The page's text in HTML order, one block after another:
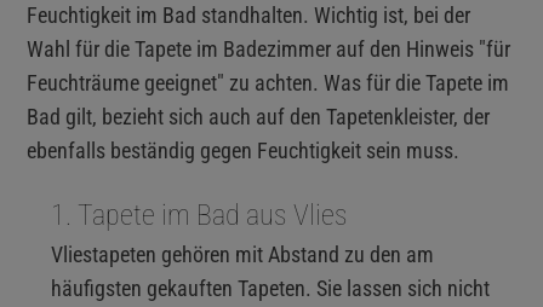
Feuchtigkeit im Bad standhalten. Wichtig ist, bei der
Wahl für die Tapete im Badezimmer auf den Hinweis "für
Feuchträume geeignet" zu achten. Was für die Tapete im
Bad gilt, bezieht sich auch auf den Tapetenkleister, der
ebenfalls beständig gegen Feuchtigkeit sein muss.
1. Tapete im Bad aus Vlies
Vliestapeten gehören mit Abstand zu den am
häufigsten gekauften Tapeten. Sie lassen sich nicht